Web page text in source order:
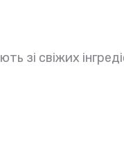
зі свіжих